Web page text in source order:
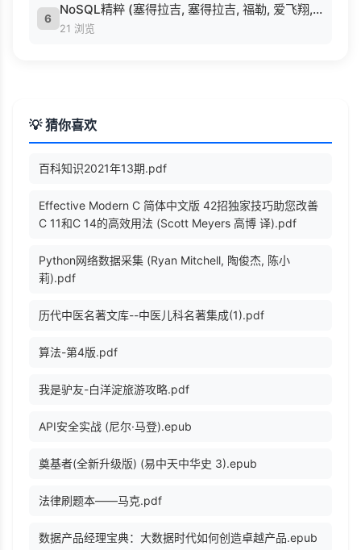
6
NoSQL精粹 (塞得拉吉, 塞得拉吉, 福勒, 爱飞翔, 萨达拉格).pdf
21 浏览
💡 猜你喜欢
百科知识2021年13期.pdf
Effective Modern C 简体中文版 42招独家技巧助您改善
C 11和C 14的高效用法 (Scott Meyers 高博 译).pdf
Python网络数据采集 (Ryan Mitchell, 陶俊杰, 陈小
莉).pdf
历代中医名著文库--中医儿科名著集成(1).pdf
算法-第4版.pdf
我是驴友-白洋淀旅游攻略.pdf
API安全实战 (尼尔·马登).epub
奠基者(全新升级版) (易中天中华史 3).epub
法律刷题本——马克.pdf
数据产品经理宝典：大数据时代如何创造卓越产品.epub